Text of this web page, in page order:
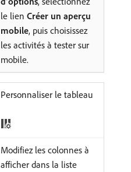
le lien Créer un aperçu
mobile, puis choisissez
les activités à tester sur
mobile.
Personnaliser le tableau
Modifiez les colonnes à
afficher dans la liste